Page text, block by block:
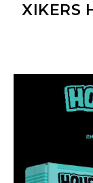
XIKERS